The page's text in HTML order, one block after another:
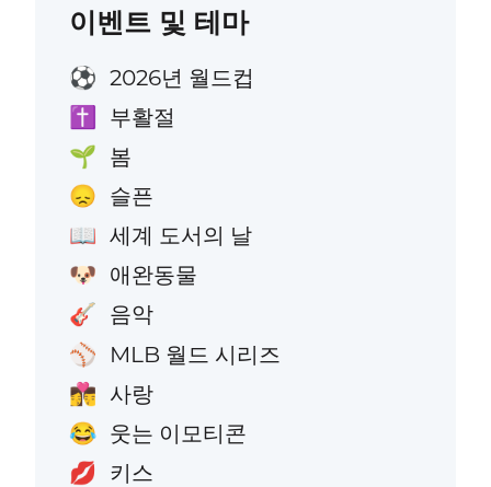
이벤트 및 테마
⚽ 2026년 월드컵
✝️ 부활절
🌱 봄
😞 슬픈
📖 세계 도서의 날
🐶 애완동물
🎸 음악
⚾ MLB 월드 시리즈
👩‍❤️‍💋‍👨 사랑
😂 웃는 이모티콘
💋 키스